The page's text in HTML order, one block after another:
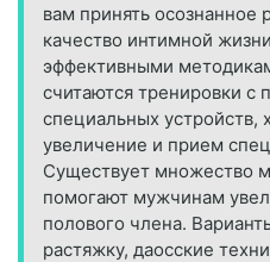
вам принять осознанное
качество интимной
эффективными
считаются тренировки с
специальных устройств,
увеличение и прием
Существует множество
помогают мужчинам
полового члена.
растяжку, даосские